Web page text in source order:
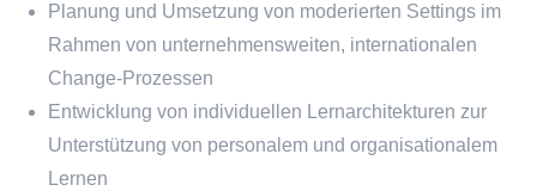
Planung und Umsetzung von moderierten Settings im
Rahmen von unternehmensweiten, internationalen
Change-Prozessen
Entwicklung von individuellen Lernarchitekturen zur
Unterstützung von personalem und organisationalem
Lernen